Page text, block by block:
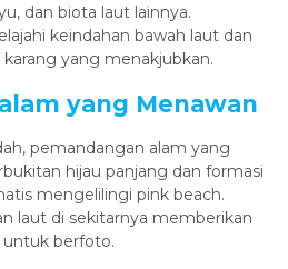
dan biota laut lainnya.
keindahan bawah laut dan
yang menakjubkan.
yang Menawan
pemandangan alam yang
hijau panjang dan formasi
mengelilingi pink beach.
laut di sekitarnya memberikan
untuk berfoto.